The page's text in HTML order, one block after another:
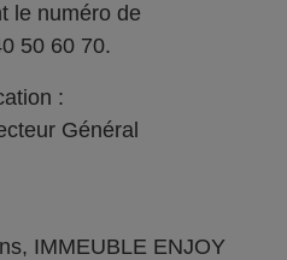
le numéro de
50 60 70.
:
Général
IMMEUBLE ENJOY